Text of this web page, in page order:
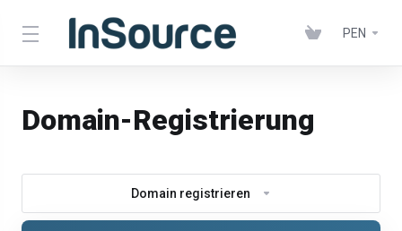
PEN
Domain-Registrierung
Domain registrieren